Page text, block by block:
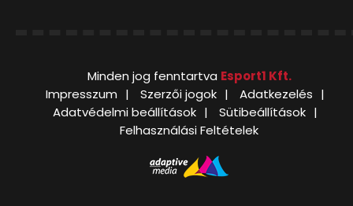
Minden jog fenntartva Esport1 Kft.
Impresszum
Szerzői jogok
Adatkezelés
Adatvédelmi beállítások
Sütibeállítások
Felhasználási Feltételek